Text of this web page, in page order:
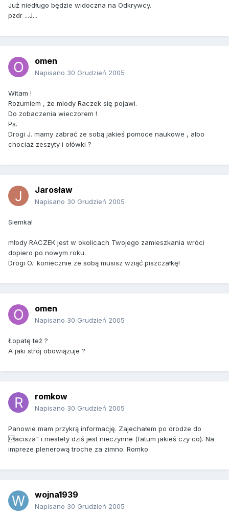
Już niedługo będzie widoczna na Odkrywcy.
pzdr ...J...
omen
Napisano 30 Grudzień 2005
Witam !
Rozumiem , że mlody Raczek się pojawi.
Do zobaczenia wieczorem !
Ps.
Drogi J. mamy zabrać ze sobą jakieś pomoce naukowe , albo
chociaż zeszyty i ołówki ?
Jarosław
Napisano 30 Grudzień 2005
Siemka!
młody RACZEK jest w okolicach Twojego zamieszkania wróci
dopiero po nowym roku.
Drogi O.: koniecznie ze sobą musisz wziąć piszczałkę!
omen
Napisano 30 Grudzień 2005
Łopatę też ?
A jaki strój obowiązuje ?
romkow
Napisano 30 Grudzień 2005
Panowie mam przykrą informację. Zajechałem po drodze do
acisza" i niestety dziś jest nieczynne (fatum jakieś czy co). Na
impreze plenerową troche za zimno. Romko
wojna1939
Napisano 30 Grudzień 2005